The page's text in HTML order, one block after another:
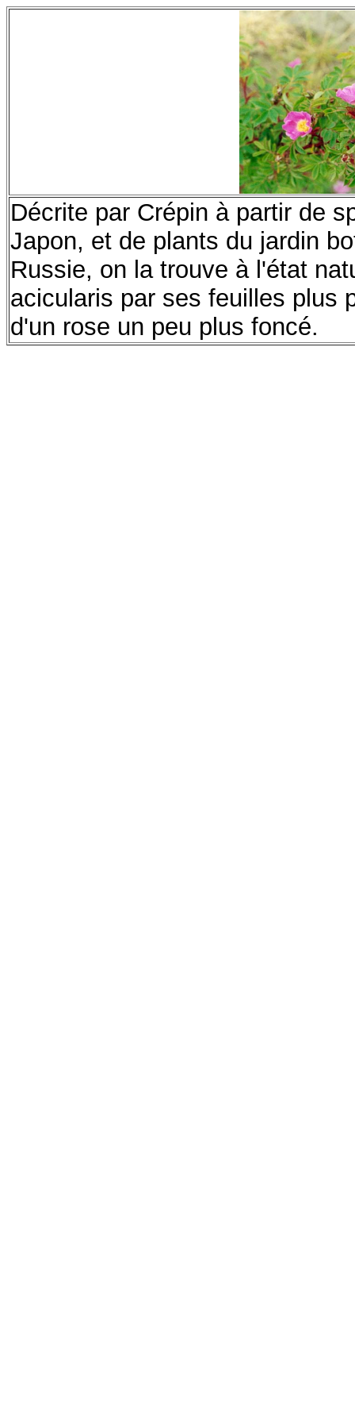
Décrite par Crépin à partir de
Japon, et de plants du jardin
Russie, on la trouve à l'état
acicularis par ses feuilles plus
d'un rose un peu plus foncé.